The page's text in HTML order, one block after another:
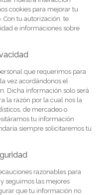
cookies para mejorar tu
Con tu autorización, te
e informaciones sobre
que requerimos para
vez acordándonos el
Dicha información solo será
la razón por la cual nos la
de mercadeo o
tu información
siempre solicitaremos tu
razonables para
seguimos las mejores
que tu información no